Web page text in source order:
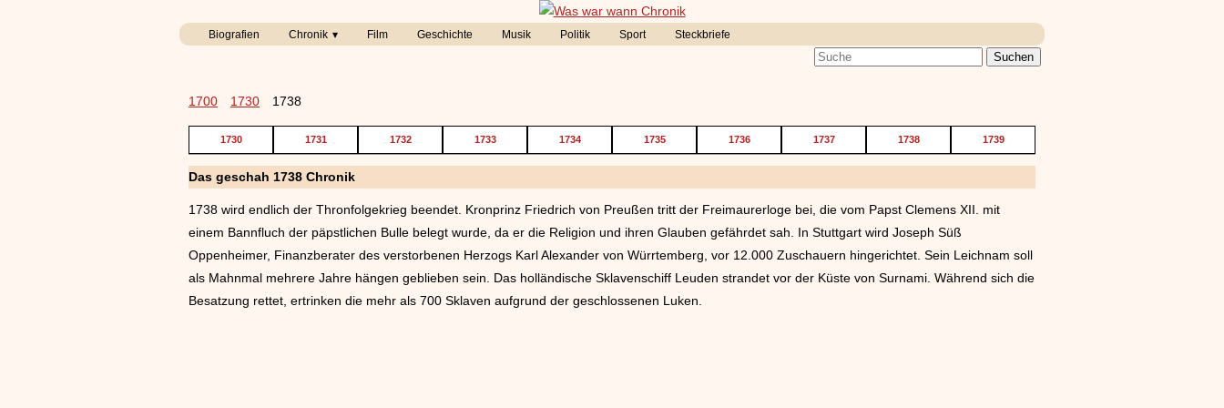
Biografien Chronik Film Geschichte Musik Politik Sport Steckbriefe
1700 1730 1738
1730 1731 1732 1733 1734 1735 1736 1737 1738 1739
Das geschah 1738 Chronik
1738 wird endlich der Thronfolgekrieg beendet. Kronprinz Friedrich von Preußen tritt der Freimaurerloge bei, die vom Papst Clemens XII. mit
einem Bannfluch der päpstlichen Bulle belegt wurde, da er die Religion und ihren Glauben gefährdet sah. In Stuttgart wird Joseph Süß
Oppenheimer, Finanzberater des verstorbenen Herzogs Karl Alexander von Würrtemberg, vor 12.000 Zuschauern hingerichtet. Sein Leichnam soll
als Mahnmal mehrere Jahre hängen geblieben sein. Das holländische Sklavenschiff Leuden strandet vor der Küste von Surnami. Während sich die
Besatzung rettet, ertrinken die mehr als 700 Sklaven aufgrund der geschlossenen Luken.